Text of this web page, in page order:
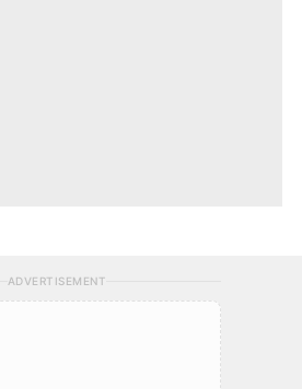
ADVERTISEMENT